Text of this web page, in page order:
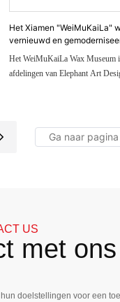
Het Xiamen "WeiMuKaiLa"
vernieuwd en
Het WeiMuKaiLa Wax Museum
afdelingen van Elephant Art
zeventig wassen beelden van
veertien thematische
US
met
doelstellingen voor een